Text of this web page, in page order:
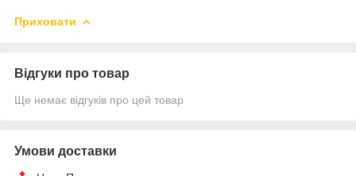
Приховати
Відгуки про товар
Ще немає відгуків про цей товар
Умови доставки